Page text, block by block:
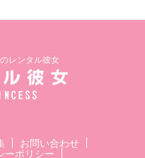
レンタル彼女
お問い合わせ
ーポリシー